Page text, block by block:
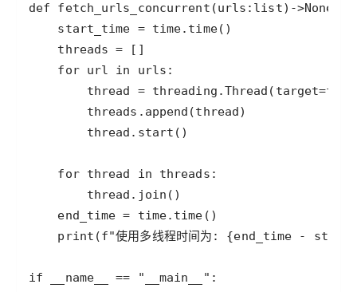
def fetch_urls_concurrent (urls : list) ->None
start_time = time. time
threads =
for url in urls
thread
= threading .Thread ( target=
threads . append (thread
thread . start
for thread in threads
thread . join
end_time = time. time
print (f"使用多线程时间为: {end_time -
if __name__ == "__main__"